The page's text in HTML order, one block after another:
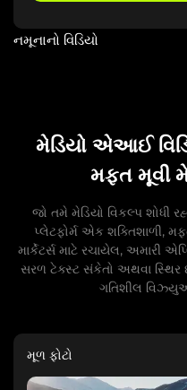
નમૂનાનો વિડિયો
મેડિયો એઆઈ
મફત મૂવી
જો તમે મેડિયો વિકલ્પ શોધી
પ્લેટફોર્મ એક શક્તિશાળી,
માર્કેટર્સ માટે રચાયેલ, અમારી
સરળ ટેક્સ્ટ સંકેતો અથવા
ગતિશીલ
મૂળ ફોટો